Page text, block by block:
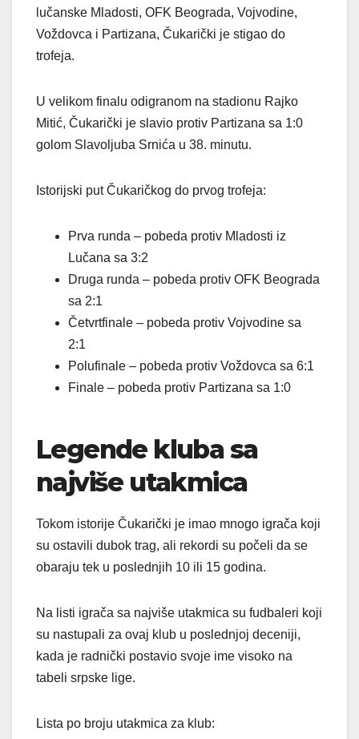
lučanske Mladosti, OFK Beograda, Vojvodine,
Voždovca i Partizana, Čukarički je stigao do
trofeja.
U velikom finalu odigranom na stadionu Rajko
Mitić, Čukarički je slavio protiv Partizana sa 1:0
golom Slavoljuba Srnića u 38. minutu.
Istorijski put Čukaričkog do prvog trofeja:
Prva runda – pobeda protiv Mladosti iz
Lučana sa 3:2
Druga runda – pobeda protiv OFK Beograda
sa 2:1
Četvrtfinale – pobeda protiv Vojvodine sa
2:1
Polufinale – pobeda protiv Voždovca sa 6:1
Finale – pobeda protiv Partizana sa 1:0
Legende kluba sa
najviše utakmica
Tokom istorije Čukarički je imao mnogo igrača koji
su ostavili dubok trag, ali rekordi su počeli da se
obaraju tek u poslednjih 10 ili 15 godina.
Na listi igrača sa najviše utakmica su fudbaleri koji
su nastupali za ovaj klub u poslednjoj deceniji,
kada je radnički postavio svoje ime visoko na
tabeli srpske lige.
Lista po broju utakmica za klub: